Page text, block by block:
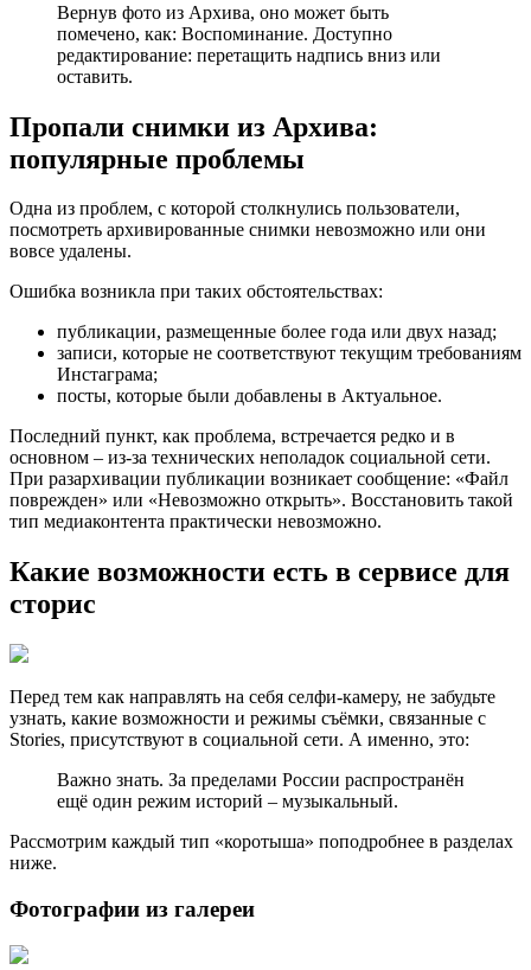
Вернув фото из Архива, оно может быть
помечено, как: Воспоминание. Доступно
редактирование: перетащить надпись вниз или
оставить.
Пропали снимки из Архива:
популярные проблемы
Одна из проблем, с которой столкнулись пользователи,
посмотреть архивированные снимки невозможно или они
вовсе удалены.
Ошибка возникла при таких обстоятельствах:
публикации, размещенные более года или двух назад;
записи, которые не соответствуют текущим требованиям
Инстаграма;
посты, которые были добавлены в Актуальное.
Последний пункт, как проблема, встречается редко и в
основном – из-за технических неполадок социальной сети.
При разархивации публикации возникает сообщение: «Файл
поврежден» или «Невозможно открыть». Восстановить такой
тип медиаконтента практически невозможно.
Какие возможности есть в сервисе для
сторис
Перед тем как направлять на себя селфи-камеру, не забудьте
узнать, какие возможности и режимы съёмки, связанные с
Stories, присутствуют в социальной сети. А именно, это:
Важно знать. За пределами России распространён
ещё один режим историй – музыкальный.
Рассмотрим каждый тип «коротыша» поподробнее в разделах
ниже.
Фотографии из галереи